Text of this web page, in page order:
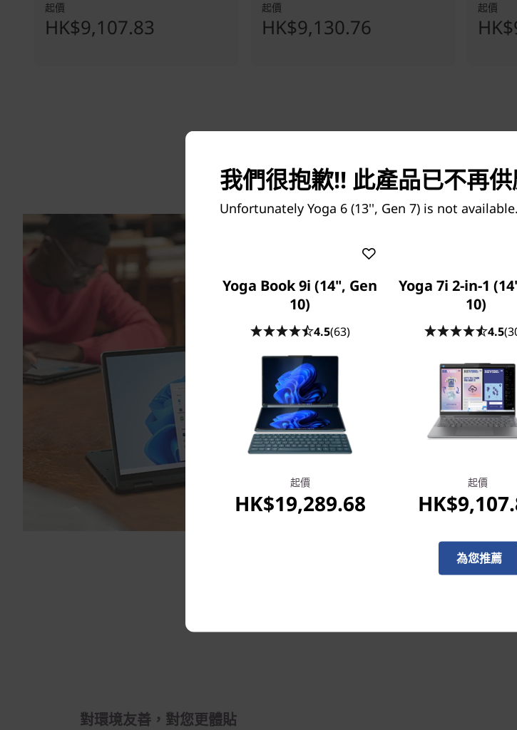
起價
HK$9,107.83
起價
HK$9,130.76
起價
AMD
Yoga 6
器連
的應用
長效電
對環境友善，對您更體貼
我們很抱歉!! 此產品已不再供
Unfortunately Yoga 6 (13'', Gen 7) is not
Yoga Book 9i (14", Gen
10)
4.5(63)
起價
HK$19,289.68
Yoga 7i 2-in-1
10)
4.5
起價
為您推薦